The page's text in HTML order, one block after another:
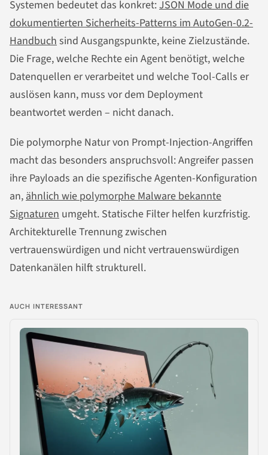
Systemen bedeutet das konkret:JSON Mode und die
dokumentierten Sicherheits-Patterns im AutoGen-0.2-
Handbuchsind Ausgangspunkte, keine Zielzustände.
Die Frage, welche Rechte ein Agent benötigt, welche
Datenquellen er verarbeitet und welche Tool-Calls er
auslösen kann, muss vor dem Deployment
beantwortet werden – nicht danach.
Die polymorphe Natur von Prompt-Injection-Angriffen
macht das besonders anspruchsvoll: Angreifer passen
ihre Payloads an die spezifische Agenten-Konfiguration
an,ähnlich wie polymorphe Malware bekannte
Signaturen umgeht. Statische Filter helfen kurzfristig.
Architekturelle Trennung zwischen
vertrauenswürdigen und nicht vertrauenswürdigen
Datenkanälen hilft strukturell.
AUCH INTERESSANT